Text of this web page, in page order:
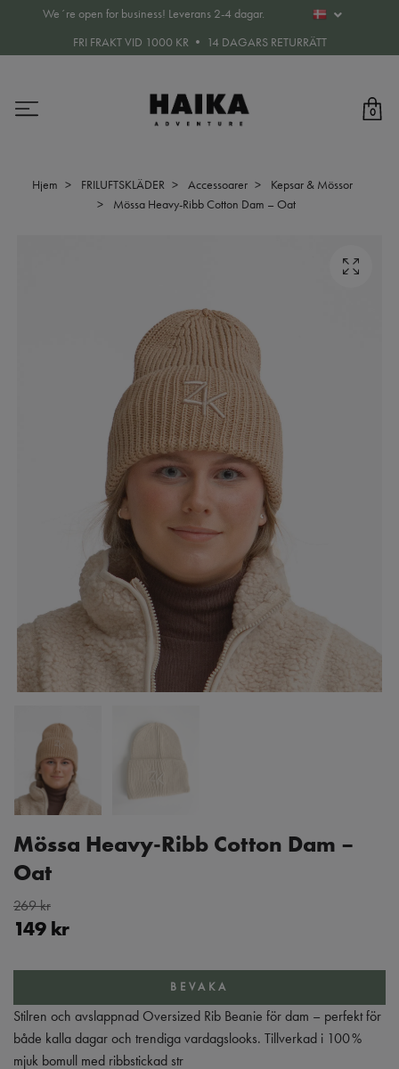
We´re open for business! Leverans 2-4 dagar.
FRI FRAKT VID 1000 KR • 14 DAGARS RETURRÄTT
0
Hjem FRILUFTSKLÄDER Accessoarer
Kepsar & Mössor
Mössa Heavy-Ribb Cotton Dam – Oat
Mössa Heavy-Ribb Cotton Dam –
Oat
269 kr
149 kr
BEVAKA
Stilren och avslappnad Oversized Rib Beanie för dam – perfekt för
både kalla dagar och trendiga vardagslooks. Tillverkad i 100 %
mjuk bomull med ribbstickad str